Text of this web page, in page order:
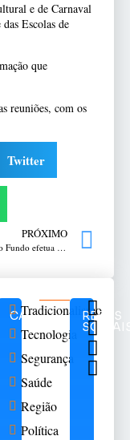
e de Carnaval
Escolas de
que
reuniões, com os
Twitter
PRÓXIMO
DRACO Passo Fundo efetua prisão no bairro Planaltina
CATEGORIAS
Tradicionalismo
Tecnologia
Segurança
Saúde
Região
Política
REDES